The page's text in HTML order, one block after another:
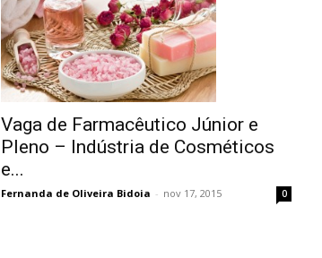
Vaga de Farmacêutico Júnior e
Pleno – Indústria de Cosméticos
e...
Fernanda de Oliveira Bidoia - nov 17, 2015 0